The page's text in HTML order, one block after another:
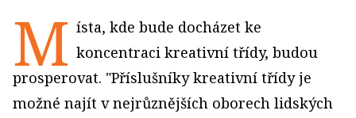
M ísta, kde bude docházet ke
koncentraci kreativní třídy, budou
prosperovat. "Příslušníky kreativní třídy je
možné najít v nejrůznějších oborech lidských